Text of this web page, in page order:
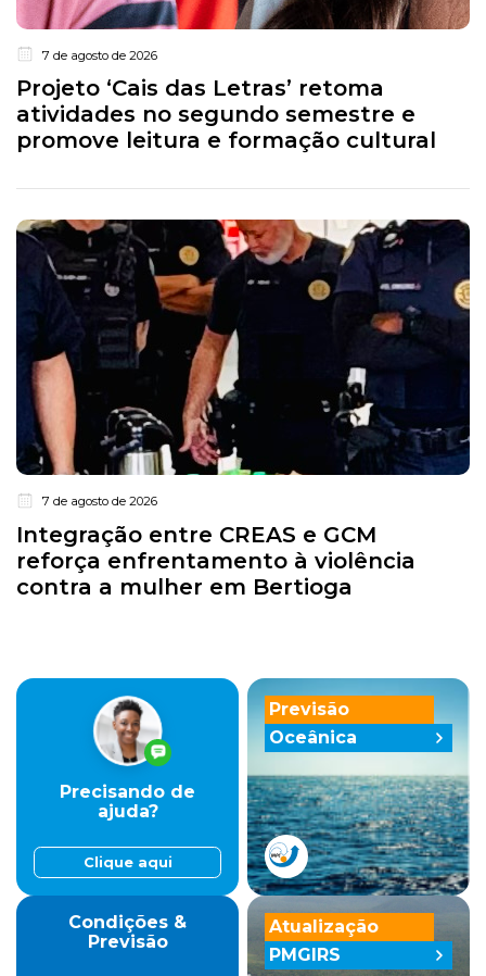
7 de agosto de 2026
Projeto ‘Cais das Letras’ retoma
atividades no segundo semestre e
promove leitura e formação cultural
7 de agosto de 2026
Integração entre CREAS e GCM
reforça enfrentamento à violência
contra a mulher em Bertioga
Previsão
Oceânica
Precisando de
ajuda?
Clique aqui
Condições &
Previsão
Atualização
PMGIRS